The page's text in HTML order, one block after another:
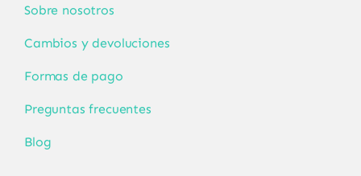
Sobre nosotros
Cambios y devoluciones
Formas de pago
Preguntas frecuentes
Blog